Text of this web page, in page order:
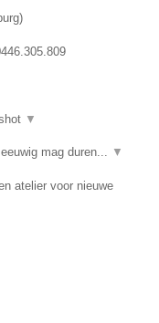
)
▼
mag duren... ▼
atelier voor nieuwe